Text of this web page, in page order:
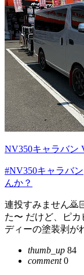
NV350キャラバン
#NV350キャラバン
んか？
連投すみません
た〜 だけど、ピ
ディーの塗装剥が
thumb_up 84
comment0